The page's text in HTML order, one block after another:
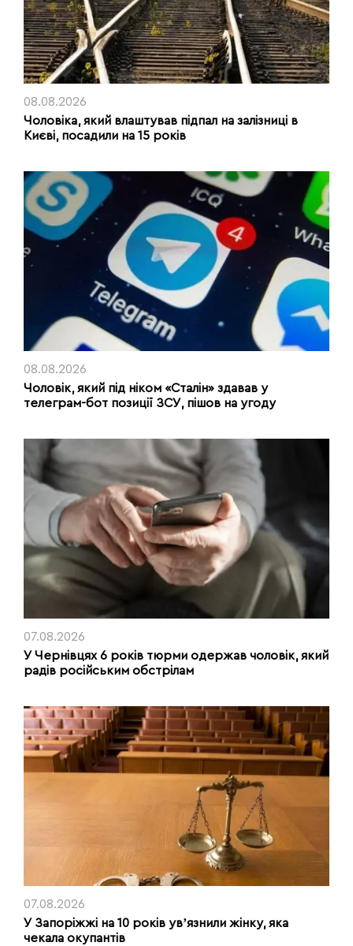
08.08.2026
Чоловіка, який влаштував підпал на залізниці в
Києві, посадили на 15 років
08.08.2026
Чоловік, який під ніком «Сталін» здавав у
телеграм-бот позиції ЗСУ, пішов на угоду
07.08.2026
У Чернівцях 6 років тюрми одержав чоловік, який
радів російським обстрілам
07.08.2026
У Запоріжжі на 10 років увʼязнили жінку, яка
чекала окупантів